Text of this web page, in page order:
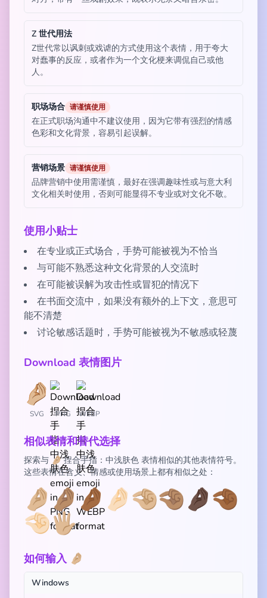
Z 世代用法
Z世代常以讽刺或戏谑的方式使用这个表情，用于夸大
对蠢事的反应，或者作为一个文化梗来调侃自己或他
人。
职场场合 请谨慎使用
在正式职场沟通中不建议使用，因为它带有强烈的情感
色彩和文化背景，容易引起误解。
营销场景 请谨慎使用
品牌营销中使用需谨慎，最好在强调趣味性或与意大利
文化相关时使用，否则可能显得不专业或对文化不敬。
使用小贴士
在专业或正式场合，手势可能被视为不恰当
与可能不熟悉这种文化背景的人交流时
在可能被误解为攻击性或冒犯的情况下
在书面交流中，如果没有额外的上下文，意思可
能不清楚
讨论敏感话题时，手势可能被视为不敏感或轻蔑
Download 表情图片
SVG PNG WEBP
相似表情和替代选择
探索与 🤌🏼 捏合手指：中浅肤色 表情相似的其他表情符号。
这些表情在含义、情感或使用场景上都有相似之处：
🤌🏼🤌🏽🤌🏾🤌🏻🤏🏼🤏🏽🤌🏿🤏🏾
🤏🏻🖐🏼
如何输入 🤌🏼
Windows